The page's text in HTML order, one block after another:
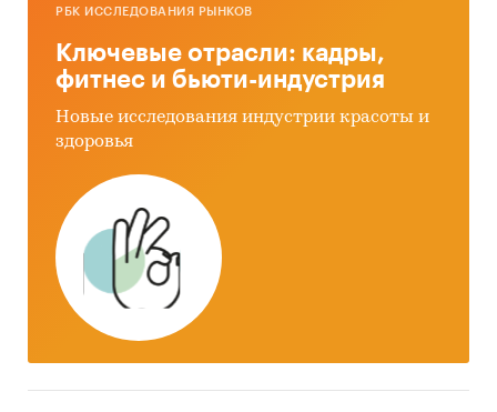
РБК ИССЛЕДОВАНИЯ РЫНКОВ
Ключевые отрасли: кадры,
фитнес и бьюти-индустрия
Новые исследования индустрии красоты и
здоровья